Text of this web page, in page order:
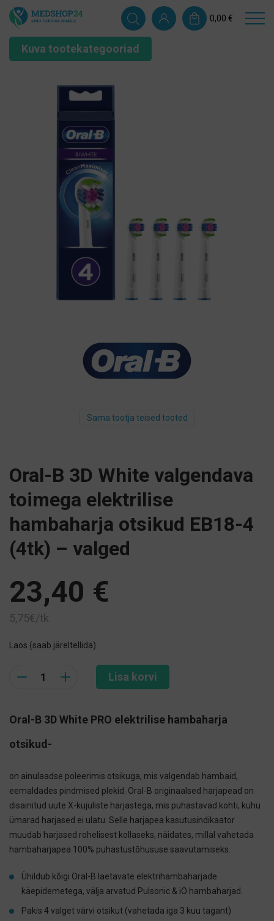
0,00 €
Kuva tootekategooriad
Sama tootja teised tooted
Oral-B 3D White valgendava
toimega elektrilise
hambaharja otsikud EB18-4
(4tk) – valged
23,40 €
5,75€/tk
Laos (saab järeltellida)
Lisa korvi
Oral-B 3D White PRO elektrilise hambaharja
otsikud-
on ainulaadse poleerimis otsikuga, mis valgendab hambaid,
eemaldades pindmised plekid. Oral-B originaalsed harjapead on
disainitud uute X-kujuliste harjastega, mis puhastavad kohti, kuhu
ümarad harjased ei ulatu. Selle harjapea kasutusindikaator
muudab harjased rohelisest kollaseks, näidates, millal vahetada
hambaharjapea 100% puhastustõhususe saavutamiseks.
Ühildub kõigi Oral-B laetavate elektrihambaharjade
käepidemetega, välja arvatud Pulsonic & iO hambaharjad.
Pakis 4 valget värvi otsikut (vahetada iga 3 kuu tagant)